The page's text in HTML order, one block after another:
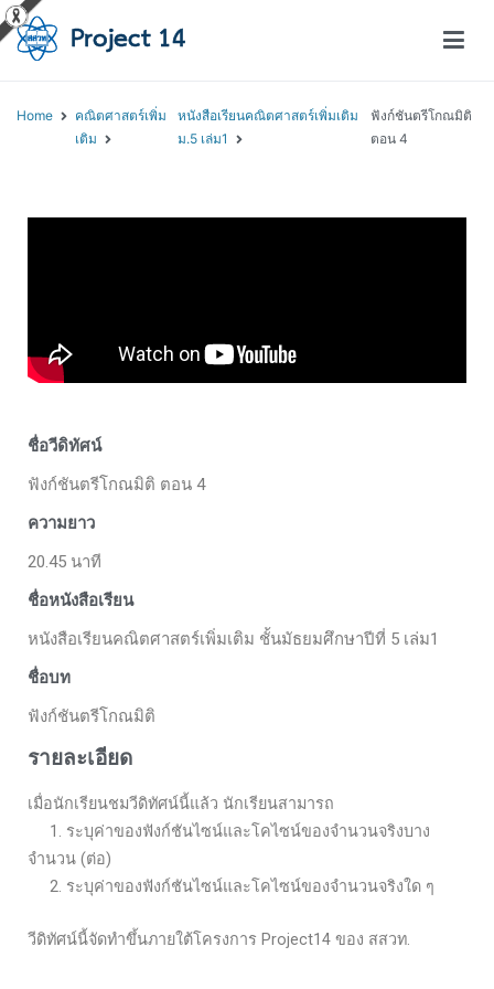
Home
คณิตศาสตร์เพิ่ม
เติม
หนังสือเรียนคณิตศาสตร์เพิ่มเติม
ม.5 เล่ม1
ฟังก์ชันตรีโกณมิติ
ตอน 4
ชื่อวีดิทัศน์
ฟังก์ชันตรีโกณมิติ ตอน 4
ความยาว
20.45 นาที
ชื่อหนังสือเรียน
หนังสือเรียนคณิตศาสตร์เพิ่มเติม ชั้นมัธยมศึกษาปีที่ 5 เล่ม1
ชื่อบท
ฟังก์ชันตรีโกณมิติ
รายละเอียด
เมื่อนักเรียนชมวีดิทัศน์นี้แล้ว นักเรียนสามารถ
1. ระบุค่าของฟังก์ชันไซน์และโคไซน์ของจำนวนจริงบาง
จำนวน (ต่อ)
2. ระบุค่าของฟังก์ชันไซน์และโคไซน์ของจำนวนจริงใด ๆ
วีดิทัศน์นี้จัดทำขึ้นภายใต้โครงการ Project14 ของ สสวท.